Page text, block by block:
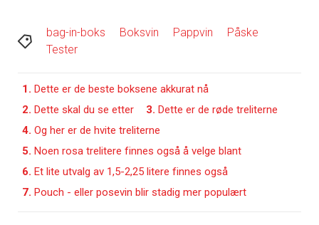
bag-in-boks Boksvin Pappvin
Påske
Tester
1. Dette er de beste boksene akkurat nå
2. Dette skal du se etter 3. Dette er de røde treliterne
4. Og her er de hvite treliterne
5. Noen rosa trelitere finnes også å velge blant
6. Et lite utvalg av 1,5-2,25 litere finnes også
7. Pouch - eller posevin blir stadig mer populært